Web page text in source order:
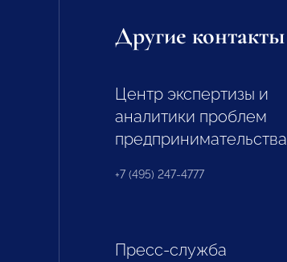
Другие контакты
Центр экспертизы и
аналитики проблем
предпринимательства
+7 (495) 247-4777
Пресс-служба